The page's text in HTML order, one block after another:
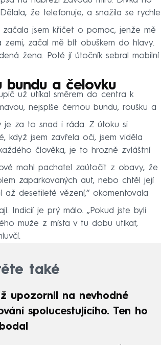
že telefonuje, a snažila se rychle
začala jsem křičet o pomoc, jenže mě
začal mě bít obuškem do hlavy.
žena. Poté jí útočník sebral mobilní
bundu a čelovku
už utíkal směrem do centra k
nejspíše černou bundu, roušku a
je za to snad i ráda. Z útoku si
když jsem zavřela oči, jsem viděla
člověka, je to hrozně zvláštní
mohl pachatel zaútočit z obavy, že
zaparkovaných aut, nebo chtěl její
desetileté vězení,“ okomentovala
Indicií je prý málo. „Pokud jste byli
muže z místa v tu dobu utíkat,
také
upozornil na nevhodné
spolucestujícího. Ten ho